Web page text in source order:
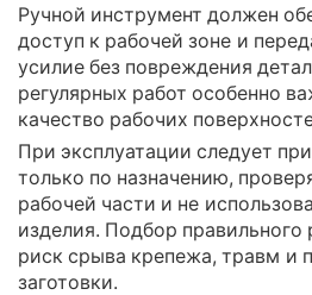
Ручной инструмент должен
доступ к рабочей зоне и
усилие без повреждения
регулярных работ особенно
качество рабочих
При эксплуатации следует
только по назначению,
рабочей части и не
изделия. Подбор
риск срыва крепежа, травм и
заготовки.